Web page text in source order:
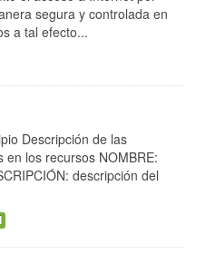
segura y controlada en
a tal efecto...
Descripción de las
los recursos NOMBRE:
descripción del